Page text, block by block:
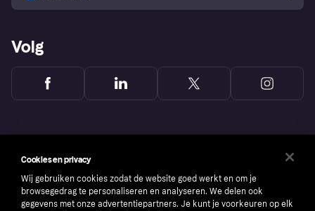
Volg
Cookies en privacy
Wij gebruiken cookies zodat de website goed werkt en om je
browsegedrag te personaliseren en analyseren. We delen ook
gegevens met onze advertentiepartners. Je kunt je voorkeuren op elk